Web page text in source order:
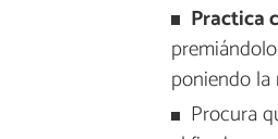
Practica
poniendo la
Procura